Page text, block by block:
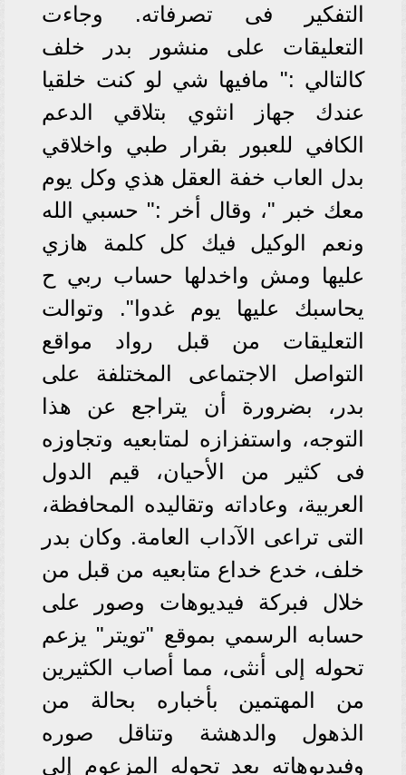
التفكير فى تصرفاته. وجاءت
التعليقات على منشور بدر خلف
كالتالي :" مافيها شي لو كنت خلقيا
عندك جهاز انثوي بتلاقي الدعم
الكافي للعبور بقرار طبي واخلاقي
بدل العاب خفة العقل هذي وكل يوم
معك خبر "، وقال أخر :" حسبي الله
ونعم الوكيل فيك كل كلمة هازي
عليها ومش واخدلها حساب ربي ح
يحاسبك عليها يوم غدوا". وتوالت
التعليقات من قبل رواد مواقع
التواصل الاجتماعى المختلفة على
بدر، بضرورة أن يتراجع عن هذا
التوجه، واستفزازه لمتابعيه وتجاوزه
فى كثير من الأحيان، قيم الدول
العربية، وعاداته وتقاليده المحافظة،
التى تراعى الآداب العامة. وكان بدر
خلف، خدع خداع متابعيه من قبل من
خلال فبركة فيديوهات وصور على
حسابه الرسمي بموقع "تويتر" يزعم
تحوله إلى أنثى، مما أصاب الكثيرين
من المهتمين بأخباره بحالة من
الذهول والدهشة وتناقل صوره
وفيديوهاته بعد تحوله المزعوم إلى